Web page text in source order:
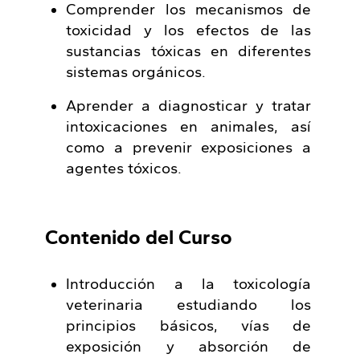
Comprender los mecanismos de
toxicidad y los efectos de las
sustancias tóxicas en diferentes
sistemas orgánicos.
Aprender a diagnosticar y tratar
intoxicaciones en animales, así
como a prevenir exposiciones a
agentes tóxicos.
Contenido del Curso
Introducción a la toxicología
veterinaria estudiando los
principios básicos, vías de
exposición y absorción de